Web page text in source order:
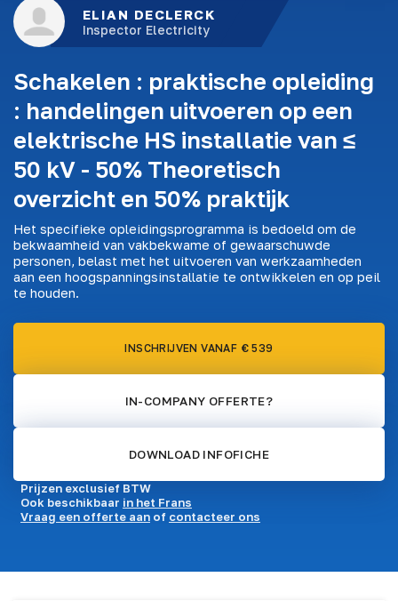
ELIAN DECLERCK
Inspector Electricity
Schakelen : praktische opleiding
: handelingen uitvoeren op een
elektrische HS installatie van ≤
50 kV - 50% Theoretisch
overzicht en 50% praktijk
Het specifieke opleidingsprogramma is bedoeld om de
bekwaamheid van vakbekwame of gewaarschuwde
personen, belast met het uitvoeren van werkzaamheden
aan een hoogspanningsinstallatie te ontwikkelen en op peil
te houden.
INSCHRIJVEN VANAF € 539
IN-COMPANY OFFERTE?
DOWNLOAD INFOFICHE
Prijzen exclusief BTW
Ook beschikbaar in het Frans
Vraag een offerte aan of contacteer ons